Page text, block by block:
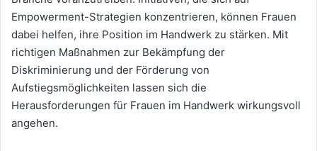
Empowerment-Strategien konzentrieren, können Frauen
dabei helfen, ihre Position im Handwerk zu stärken. Mit
richtigen Maßnahmen zur Bekämpfung der
Diskriminierung und der Förderung von
Aufstiegsmöglichkeiten lassen sich die
Herausforderungen für Frauen im Handwerk wirkungsvoll
angehen.